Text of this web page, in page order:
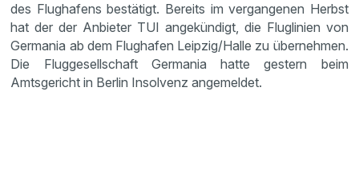
des Flughafens bestätigt. Bereits im vergangenen Herbst
hat der der Anbieter TUI angekündigt, die Fluglinien von
Germania ab dem Flughafen Leipzig/Halle zu übernehmen.
Die Fluggesellschaft Germania hatte gestern beim
Amtsgericht in Berlin Insolvenz angemeldet.